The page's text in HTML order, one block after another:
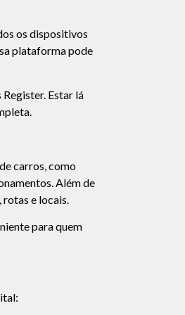
os dispositivos
plataforma pode
Estar lá
carros, como
Além de
e locais.
para quem